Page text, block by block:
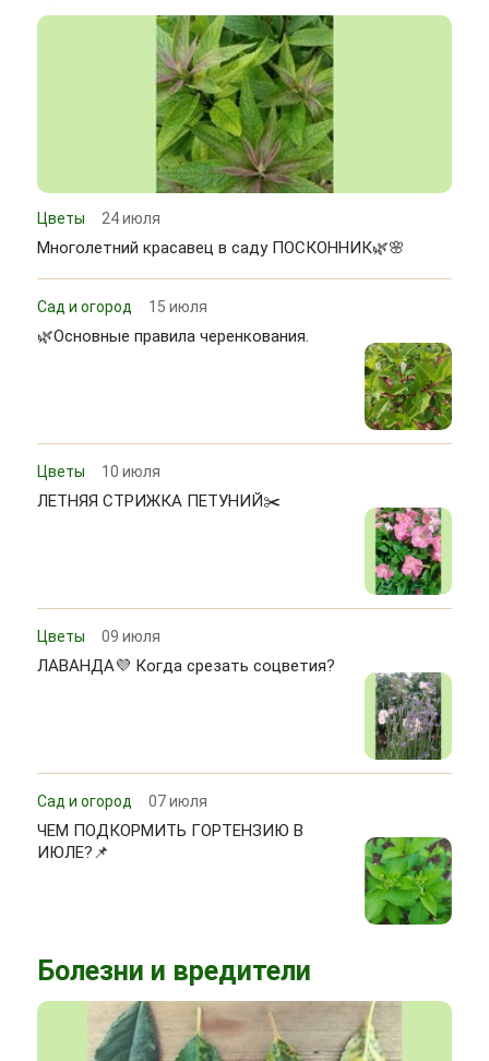
Цветы 24 июля
Многолетний красавец в саду ПОСКОННИК🌿🌸
Сад и огород 15 июля
🌿Основные правила черенкования.
Цветы 10 июля
ЛЕТНЯЯ СТРИЖКА ПЕТУНИЙ✂️
Цветы 09 июля
ЛАВАНДА💜 Когда срезать соцветия?
Сад и огород 07 июля
ЧЕМ ПОДКОРМИТЬ ГОРТЕНЗИЮ В
ИЮЛЕ?📌
Болезни и вредители